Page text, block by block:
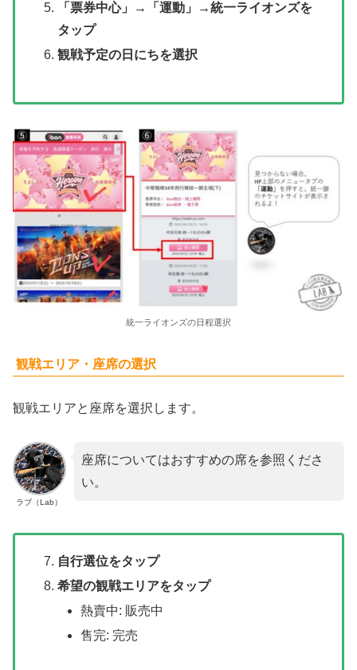
「票券中心」→「運動」→統一ライオンズを
タップ
観戦予定の日にちを選択
統一ライオンズの日程選択
観戦エリア・座席の選択
観戦エリアと座席を選択します。
ラブ（Lab）
座席についてはおすすめの席を参照くださ
い。
自行選位をタップ
希望の観戦エリアをタップ
熱賣中: 販売中
售完: 完売